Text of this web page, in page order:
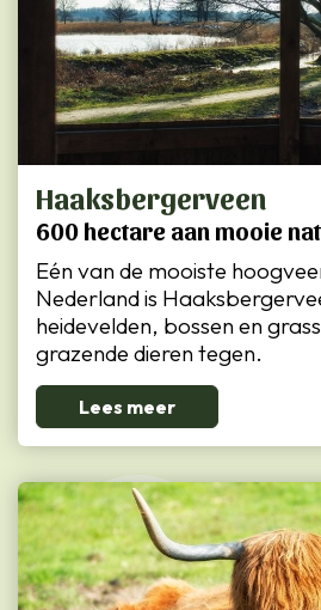
Haaksbergerveen
600 hectare aan mooie
Eén van de mooiste
Nederland is
heidevelden, bossen en
grazende dieren tegen.
Lees meer